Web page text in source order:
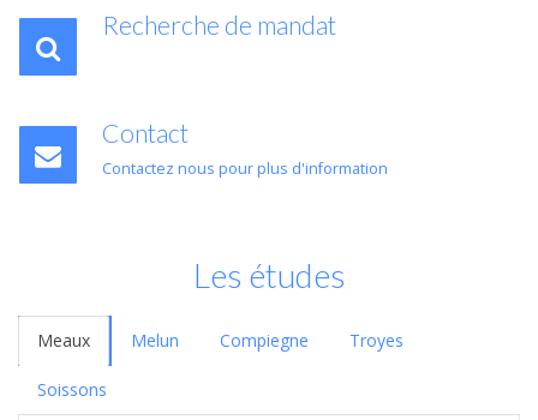
Recherche de mandat
Contact
Contactez nous pour plus d'information
Les études
Meaux Melun Compiegne Troyes
Soissons